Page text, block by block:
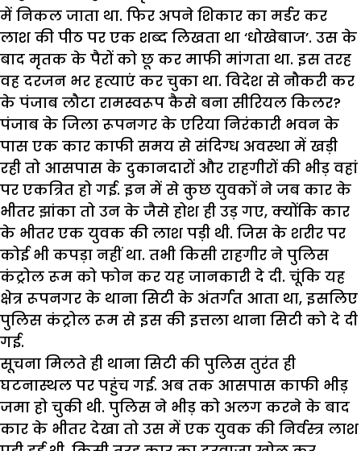
में निकल जाता था. फिर अपने शिकार का मर्डर कर
लाश की पीठ पर एक शब्द लिखता था ‘धोखेबाज’. उस के
बाद मृतक के पैरों को छू कर माफी मांगता था. इस तरह
वह दरजन भर हत्याएं कर चुका था. विदेश से नौकरी कर
के पंजाब लौटा रामस्वरूप कैसे बना सीरियल किलर?
पंजाब के जिला रूपनगर के एरिया निरंकारी भवन के
पास एक कार काफी समय से संदिग्ध अवस्था में खड़ी
रही तो आसपास के दुकानदारों और राहगीरों की भीड़ वहां
पर एकत्रित हो गई. इन में से कुछ युवकों ने जब कार के
भीतर झांका तो उन के जैसे होश ही उड़ गए, क्योंकि कार
के भीतर एक युवक की लाश पड़ी थी. जिस के शरीर पर
कोई भी कपड़ा नहीं था. तभी किसी राहगीर ने पुलिस
कंट्रोल रूम को फोन कर यह जानकारी दे दी. चूंकि यह
क्षेत्र रूपनगर के थाना सिटी के अंतर्गत आता था, इसलिए
पुलिस कंट्रोल रूम से इस की इत्तला थाना सिटी को दे दी
गई.
सूचना मिलते ही थाना सिटी की पुलिस तुरंत ही
घटनास्थल पर पहुंच गई. अब तक आसपास काफी भीड़
जमा हो चुकी थी. पुलिस ने भीड़ को अलग करने के बाद
कार के भीतर देखा तो उस में एक युवक की निर्वस्त्र लाश